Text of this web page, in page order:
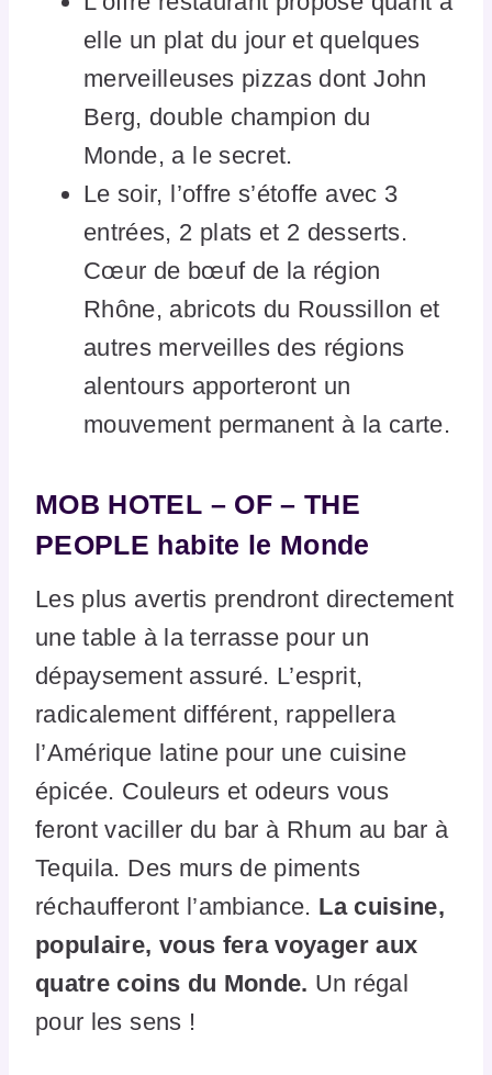
elle un plat du jour et quelques
merveilleuses pizzas dont John
Berg, double champion du
Monde, a le secret.
Le soir, l’offre s’étoffe avec 3
entrées, 2 plats et 2 desserts.
Cœur de bœuf de la région
Rhône, abricots du Roussillon et
autres merveilles des régions
alentours apporteront un
mouvement permanent à la carte.
MOB HOTEL – OF – THE
PEOPLE habite le Monde
Les plus avertis prendront directement
une table à la terrasse pour un
dépaysement assuré. L’esprit,
radicalement différent, rappellera
l’Amérique latine pour une cuisine
épicée. Couleurs et odeurs vous
feront vaciller du bar à Rhum au bar à
Tequila. Des murs de piments
réchaufferont l’ambiance. La cuisine,
populaire, vous fera voyager aux
quatre coins du Monde. Un régal
pour les sens !